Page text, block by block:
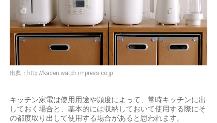
出典： http://kaden.watch.impress.co.jp
キッチン家電は使用用途や頻度によって、常時キッチンに出
しておく場合と、基本的には収納しておいて使用する際にそ
の都度取り出して使用する場合があると思われます。